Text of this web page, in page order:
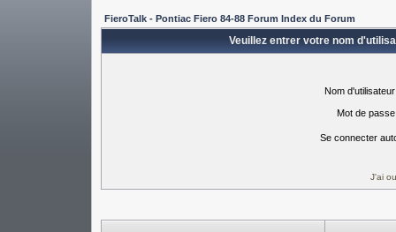
FieroTalk - Pontiac Fiero 84-88 Forum Index du Forum
Veuillez entrer votre nom
Nom
Mot de
Se connecter
J'ai